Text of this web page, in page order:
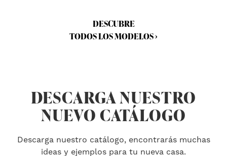
DESCUBRE
TODOS LOS MODELOS ›
DESCARGA NUESTRO
NUEVO CATÁLOGO
Descarga nuestro catálogo, encontrarás muchas
ideas y ejemplos para tu nueva casa.